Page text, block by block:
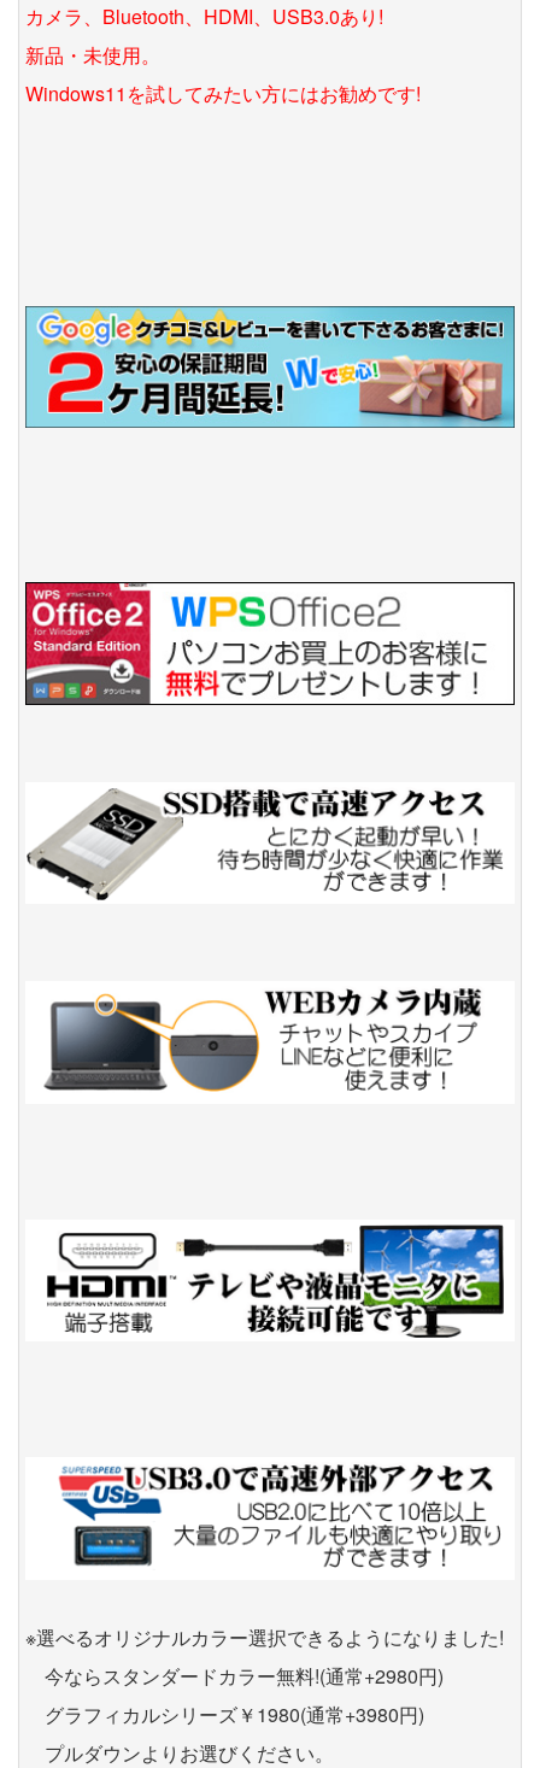
カメラ、Bluetooth、HDMI、USB3.0あり!
新品・未使用。
Windows11を試してみたい方にはお勧めです!
※選べるオリジナルカラー選択できるようになりました!
今ならスタンダードカラー無料!(通常+2980円)
グラフィカルシリーズ￥1980(通常+3980円)
プルダウンよりお選びください。